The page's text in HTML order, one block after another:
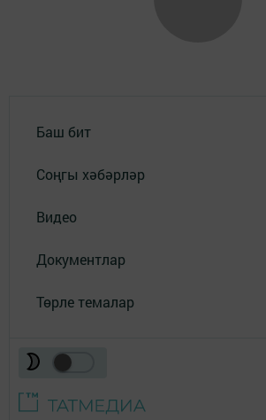
Баш бит
Соңгы хәбәрләр
Видео
Документлар
Төрле темалар